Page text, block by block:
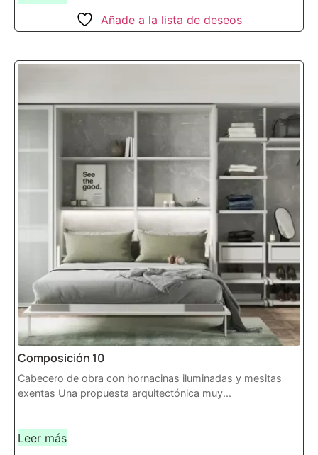
Añade a la lista de deseos
Composición 10
Cabecero de obra con hornacinas iluminadas y mesitas
exentas Una propuesta arquitectónica muy...
Leer más